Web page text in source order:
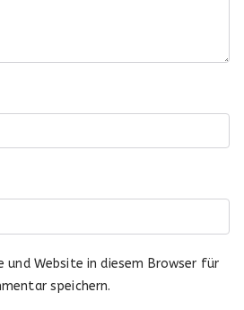
und Website in diesem Browser für
speichern.